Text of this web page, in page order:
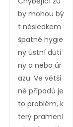
by mohou bý
t následkem
špatné hygie
ny ústní duti
ny a nebo úr
azu. Ve větši
ně případů je
to problém, k
terý pramení